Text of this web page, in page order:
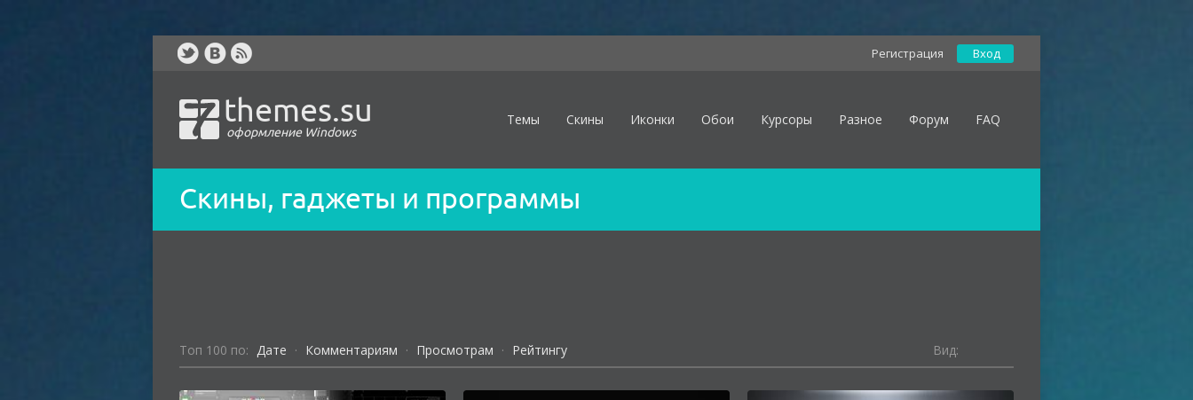
Регистрация Вход
themes.su
оформление Windows
Темы Скины Иконки Обои Курсоры Разное Форум FAQ
Скины, гаджеты и программы
Toп 100 по: Дате · Комментариям · Просмотрам · Рейтингу Вид: